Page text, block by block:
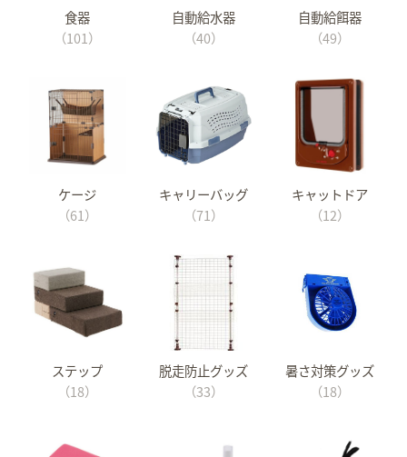
食器
（101）
自動給水器
（40）
自動給餌器
（49）
ケージ
（61）
キャリーバッグ
（71）
キャットドア
（12）
ステップ
（18）
脱走防止グッズ
（33）
暑さ対策グッズ
（18）